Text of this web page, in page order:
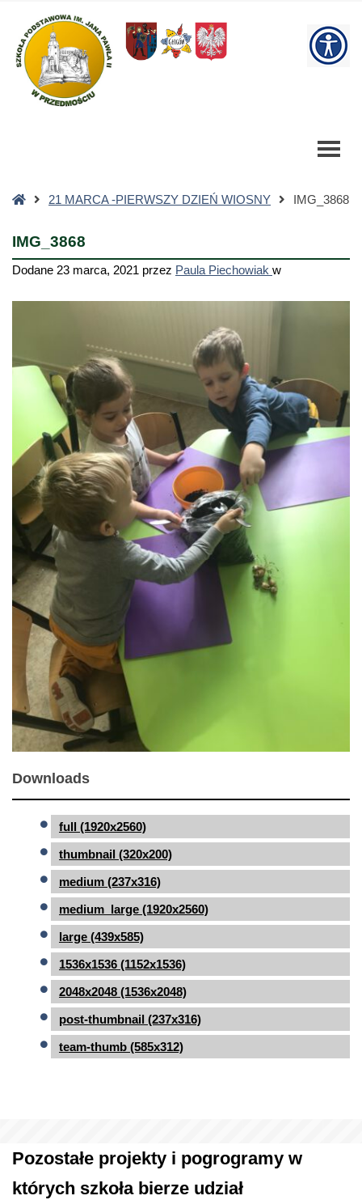
Szkoła
Podstawowa
Strona21 MARCA -PIERWSZY DZIEŃ WIOSNY IMG_3868
IMG_3868
Dodane 23 marca, 2021 przez Paula Piechowiak w
Downloads
full (1920x2560)
thumbnail (320x200)
medium (237x316)
medium_large (1920x2560)
large (439x585)
1536x1536 (1152x1536)
2048x2048 (1536x2048)
post-thumbnail (237x316)
team-thumb (585x312)
Pozostałe projekty i pogrogramy w
których szkoła bierze udział